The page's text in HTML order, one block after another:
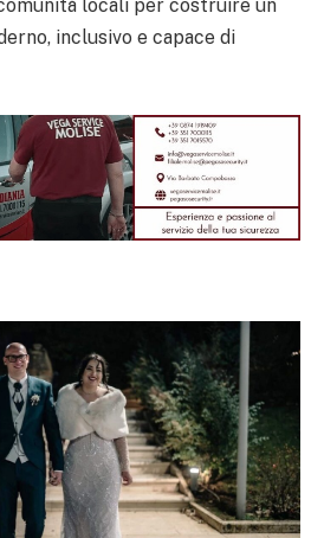
locali per costruire un
inclusivo e capace di